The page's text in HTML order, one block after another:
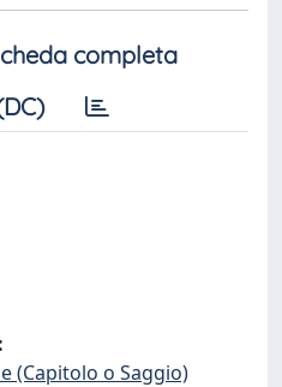
completa
(Capitolo o Saggio)